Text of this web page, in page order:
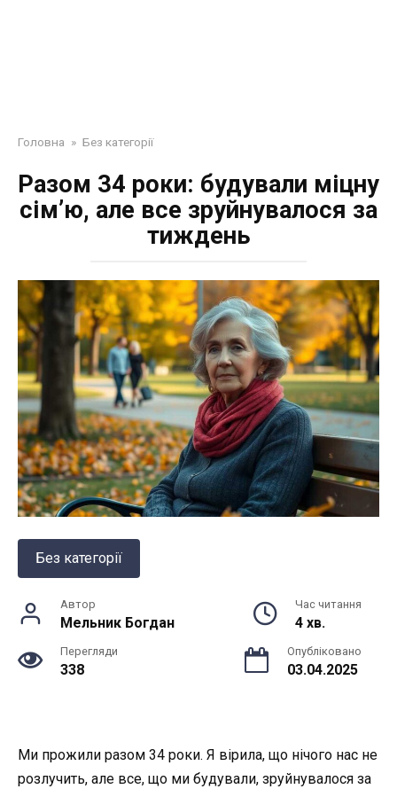
Головна » Без категорії
Разом 34 роки: будували міцну
сім’ю, але все зруйнувалося за
тиждень
Без категорії
Автор
Мельник Богдан
Час читання
4 хв.
Перегляди
338
Опубліковано
03.04.2025
Ми прожили разом 34 роки. Я вірила, що нічого нас не
розлучить, але все, що ми будували, зруйнувалося за